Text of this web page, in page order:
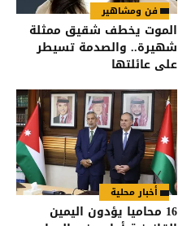
فن ومشاهير
الموت يخطف شقيق ممثلة
شهيرة.. والصدمة تسيطر
على عائلتها
أخبار محلية
16 محاميا يؤدون اليمين